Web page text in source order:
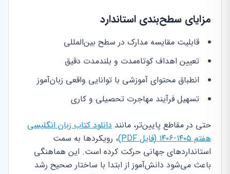
مزایای سطح‌بندی استاندارد
قابلیت مقایسه مدارک در سطح بین‌المللی
تعیین اهداف کوتاه‌مدت و بلندمدت دقیق
انطباق محتوای آموزشی با توانایی واقعی زبان‌آموز
تسهیل فرآیند مهاجرت تحصیلی و کاری
حتی در مقاطع پایین‌تر، مانند دانلود کتاب زبان انگلیسی
هفتم ۱۴۰۵-۱۴۰۶ (فایل PDF)
، رویکردها به سمت
استانداردهای جهانی حرکت کرده است. این هماهنگی
باعث می‌شود دانش‌آموز از ابتدا با ساختار صحیح رشد